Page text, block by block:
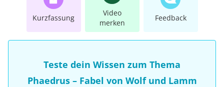
Kurzfassung
Video
merken
Feedback
Teste dein Wissen zum Thema
Phaedrus – Fabel von Wolf und Lamm